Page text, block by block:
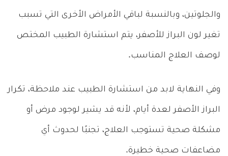
والجلوتين، وبالنسبة لباقي الأمراض الأخرى التي تسبب
تغير لون البراز للأصفر، يتم استشارة الطبيب المختص
لوصف العلاج المناسب.
وفي النهاية لابد من استشارة الطبيب عند ملاحظة، تكرار
البراز الأصفر لعدة أيام، لأنه قد يشير لوجود مرض أو
مشكلة صحية تستوجب العلاج، تجنبًا لحدوث أي
مضاعفات صحية خطيرة.